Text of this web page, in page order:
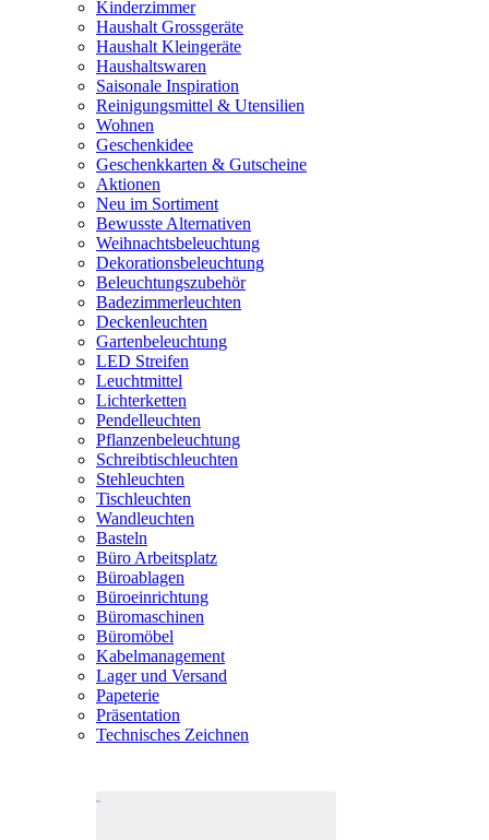
Kinderzimmer
Haushalt Grossgeräte
Haushalt Kleingeräte
Haushaltswaren
Saisonale Inspiration
Reinigungsmittel & Utensilien
Wohnen
Geschenkidee
Geschenkkarten & Gutscheine
Aktionen
Neu im Sortiment
Bewusste Alternativen
Weihnachtsbeleuchtung
Dekorationsbeleuchtung
Beleuchtungszubehör
Badezimmerleuchten
Deckenleuchten
Gartenbeleuchtung
LED Streifen
Leuchtmittel
Lichterketten
Pendelleuchten
Pflanzenbeleuchtung
Schreibtischleuchten
Stehleuchten
Tischleuchten
Wandleuchten
Basteln
Büro Arbeitsplatz
Büroablagen
Büroeinrichtung
Büromaschinen
Büromöbel
Kabelmanagement
Lager und Versand
Papeterie
Präsentation
Technisches Zeichnen